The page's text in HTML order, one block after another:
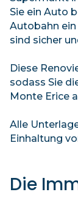
Sie ein Auto
Autobahn
sind sicher
Diese
sodass Sie
Monte Erice
Alle
Einhaltung
Die